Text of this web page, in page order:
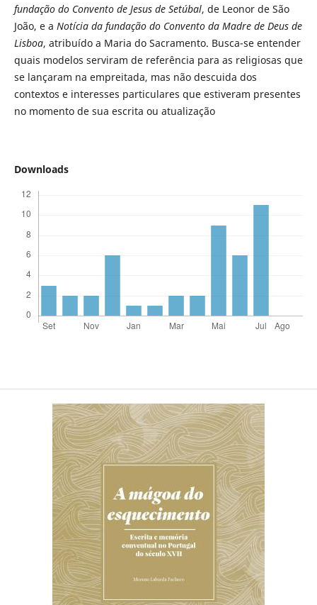
fundação do Convento de Jesus de Setúbal, de Leonor de São
João, e a Notícia da fundação do Convento da Madre de Deus de
Lisboa, atribuído a Maria do Sacramento. Busca-se entender
quais modelos serviram de referência para as religiosas que
se lançaram na empreitada, mas não descuida dos
contextos e interesses particulares que estiveram presentes
no momento de sua escrita ou atualização
Downloads